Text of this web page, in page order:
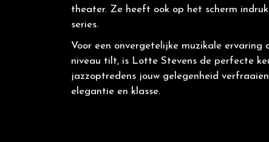
theater. Ze heeft ook op het scherm
series.
Voor een onvergetelijke muzikale ervaring
niveau tilt, is Lotte Stevens de perfecte
jazzoptredens jouw gelegenheid
elegantie en klasse.